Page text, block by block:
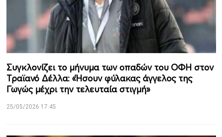
Συγκλονίζει το μήνυμα των οπαδών του ΟΦΗ στον
Τραϊανό Δέλλα: «Ήσουν φύλακας άγγελος της
Γωγώς μέχρι την τελευταία στιγμή»
25/05/2026 17:45